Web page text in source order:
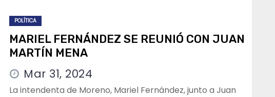
POLÍTICA
MARIEL FERNÁNDEZ SE REUNIÓ CON JUAN
MARTÍN MENA
Mar 31, 2024
La intendenta de Moreno, Mariel Fernández, junto a Juan